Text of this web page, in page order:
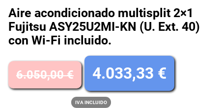
Aire acondicionado multisplit 2×1
Fujitsu ASY25U2MI-KN (U. Ext. 40)
con Wi-Fi incluido.
6.050,00€
E
l
4.033,33 €
l
IVA INCLUIDO